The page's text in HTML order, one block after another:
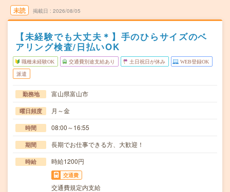
未読 掲載日 2026/08/05
【未経験でも大丈夫＊】手のひらサイズのベ
アリング検査/日払いOK
職種未経験OK 交通費別途支給あり 土日祝日が休み WEB登録OK
派遣
勤務地 富山県富山市
曜日頻度 月～金
時間 08:00～16:55
期間 長期でお仕事できる方、大歓迎！
時給 時給1200円
交通費
交通費規定内支給